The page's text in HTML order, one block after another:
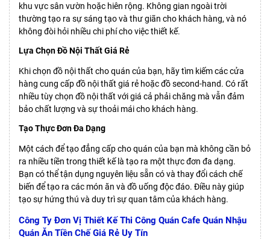
khu vực sân vườn hoặc hiên rộng. Không gian ngoài trời
thường tạo ra sự sáng tạo và thư giãn cho khách hàng, và nó
không đòi hỏi nhiều chi phí cho việc thiết kế.
Lựa Chọn Đồ Nội Thất Giá Rẻ
Khi chọn đồ nội thất cho quán của bạn, hãy tìm kiếm các cửa
hàng cung cấp đồ nội thất giá rẻ hoặc đồ second-hand. Có rất
nhiều tùy chọn đồ nội thất với giá cả phải chăng mà vẫn đảm
bảo chất lượng và sự thoải mái cho khách hàng.
Tạo Thực Đơn Đa Dạng
Một cách để tạo đẳng cấp cho quán của bạn mà không cần bỏ
ra nhiều tiền trong thiết kế là tạo ra một thực đơn đa dạng.
Bạn có thể tận dụng nguyên liệu sẵn có và thay đổi cách chế
biến để tạo ra các món ăn và đồ uống độc đáo. Điều này giúp
tạo sự hứng thú và duy trì sự quan tâm của khách hàng.
Công Ty Đơn Vị Thiết Kế Thi Công Quán Cafe Quán Nhậu
Quán Ăn Tiền Chế Giá Rẻ Uy Tín